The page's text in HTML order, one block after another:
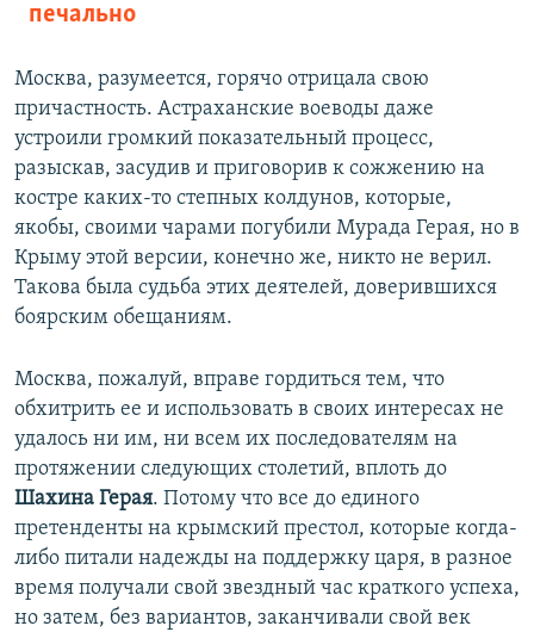
печально
Москва, разумеется, горячо отрицала свою
причастность. Астраханские воеводы даже
устроили громкий показательный процесс,
разыскав, засудив и приговорив к сожжению на
костре каких-то степных колдунов, которые,
якобы, своими чарами погубили Мурада Герая, но в
Крыму этой версии, конечно же, никто не верил.
Такова была судьба этих деятелей, доверившихся
боярским обещаниям.
Москва, пожалуй, вправе гордиться тем, что
обхитрить ее и использовать в своих интересах не
удалось ни им, ни всем их последователям на
протяжении следующих столетий, вплоть до
Шахина Герая. Потому что все до единого
претенденты на крымский престол, которые когда-
либо питали надежды на поддержку царя, в разное
время получали свой звездный час краткого успеха,
но затем, без вариантов, заканчивали свой век